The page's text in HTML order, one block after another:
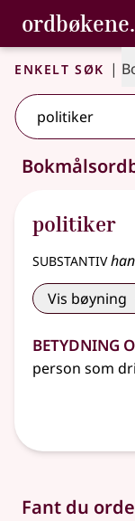
Gå til
Bokmålsordboka og
Enkelt søk |
Ett treff.
politiker
substantiv
Vis bøyning
Betydning
person som
Fant du